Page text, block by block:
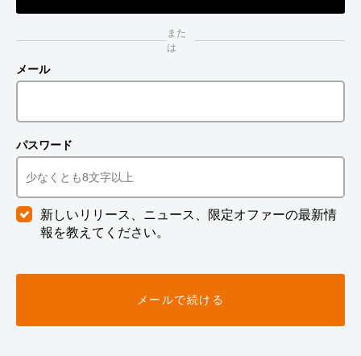
また
は
メール
パスワード
新しいリリース、ニュース、限定オファーの最新情
報を教えてください。
メールで続ける